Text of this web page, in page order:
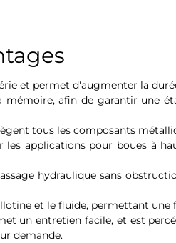
et permet d'augmenter la
afin de garantir une
tous les composants
applications pour boues à
hydraulique sans
et le fluide, permettant
un entretien facile, et est
demande.